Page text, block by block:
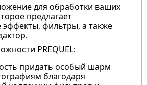
для обработки ваших
предлагает
фильтры, а также
PREQUEL:
придать особый шарм
благодаря